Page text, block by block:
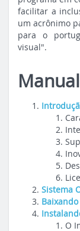
facilitar a
um acrônimo
para o
visual".
Manual
Sistema
Baixando
O